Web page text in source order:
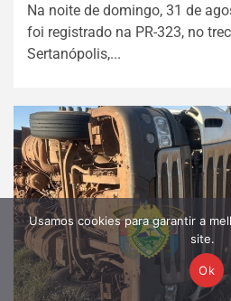
Na noite de domingo, 31 de
foi registrado na PR-323, no
Sertanópolis,...
Usamos cookies para garantir a
site.
Ok